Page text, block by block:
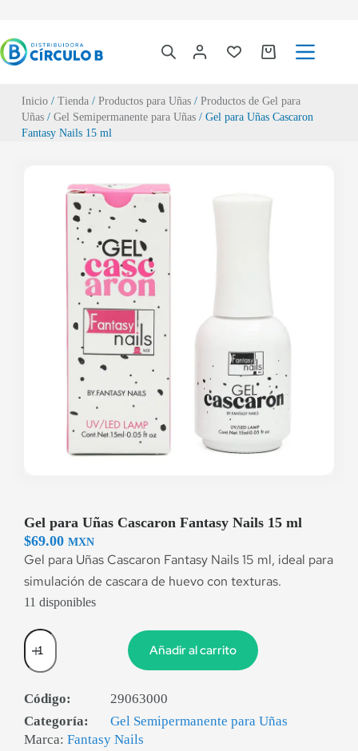
Inicio/ Tienda/ Productos para Uñas/ Productos de Gel para
Uñas/ Gel Semipermanente para Uñas/ Gel para Uñas Cascaron
Fantasy Nails 15 ml
Gel para Uñas Cascaron Fantasy Nails 15 ml
$69.00 MXN
Gel para Uñas Cascaron Fantasy Nails 15 ml, ideal para
simulación de cascara de huevo con texturas.
11 disponibles
Añadir al carrito
Código:
29063000
Categoría:
Gel Semipermanente para Uñas
Marca: Fantasy Nails